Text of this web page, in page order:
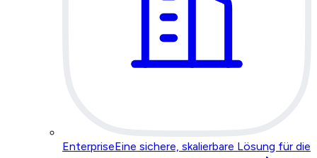
EnterpriseEine sichere, skalierbare Lösung für die